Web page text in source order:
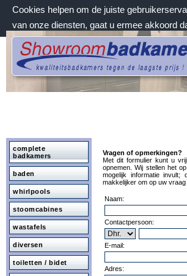
Cookies helpen om de juiste
van onze diensten, gaat u ermee akkoord
zaterdag 8 augustus 2026, 05:24 uur
Welkom bij Showroombadkamers.nl
complete
badkamers
baden
whirlpools
stoomcabines
wastafels
diversen
toiletten / bidet
Vragen of opmerkingen?
Met dit formulier kunt u
opnemen. Wij stellen het
mogelijk informatie
makkelijker om op uw vraag
Naam:
Contactpersoon:
E-mail:
Adres: